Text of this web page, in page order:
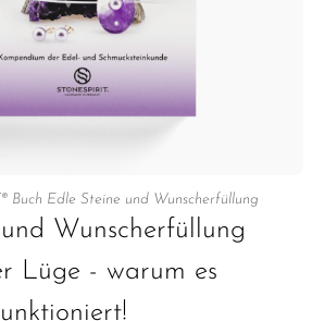
Buch Edle Steine und Wunscherfüllung
Wunscherfüllung
Lüge - warum es